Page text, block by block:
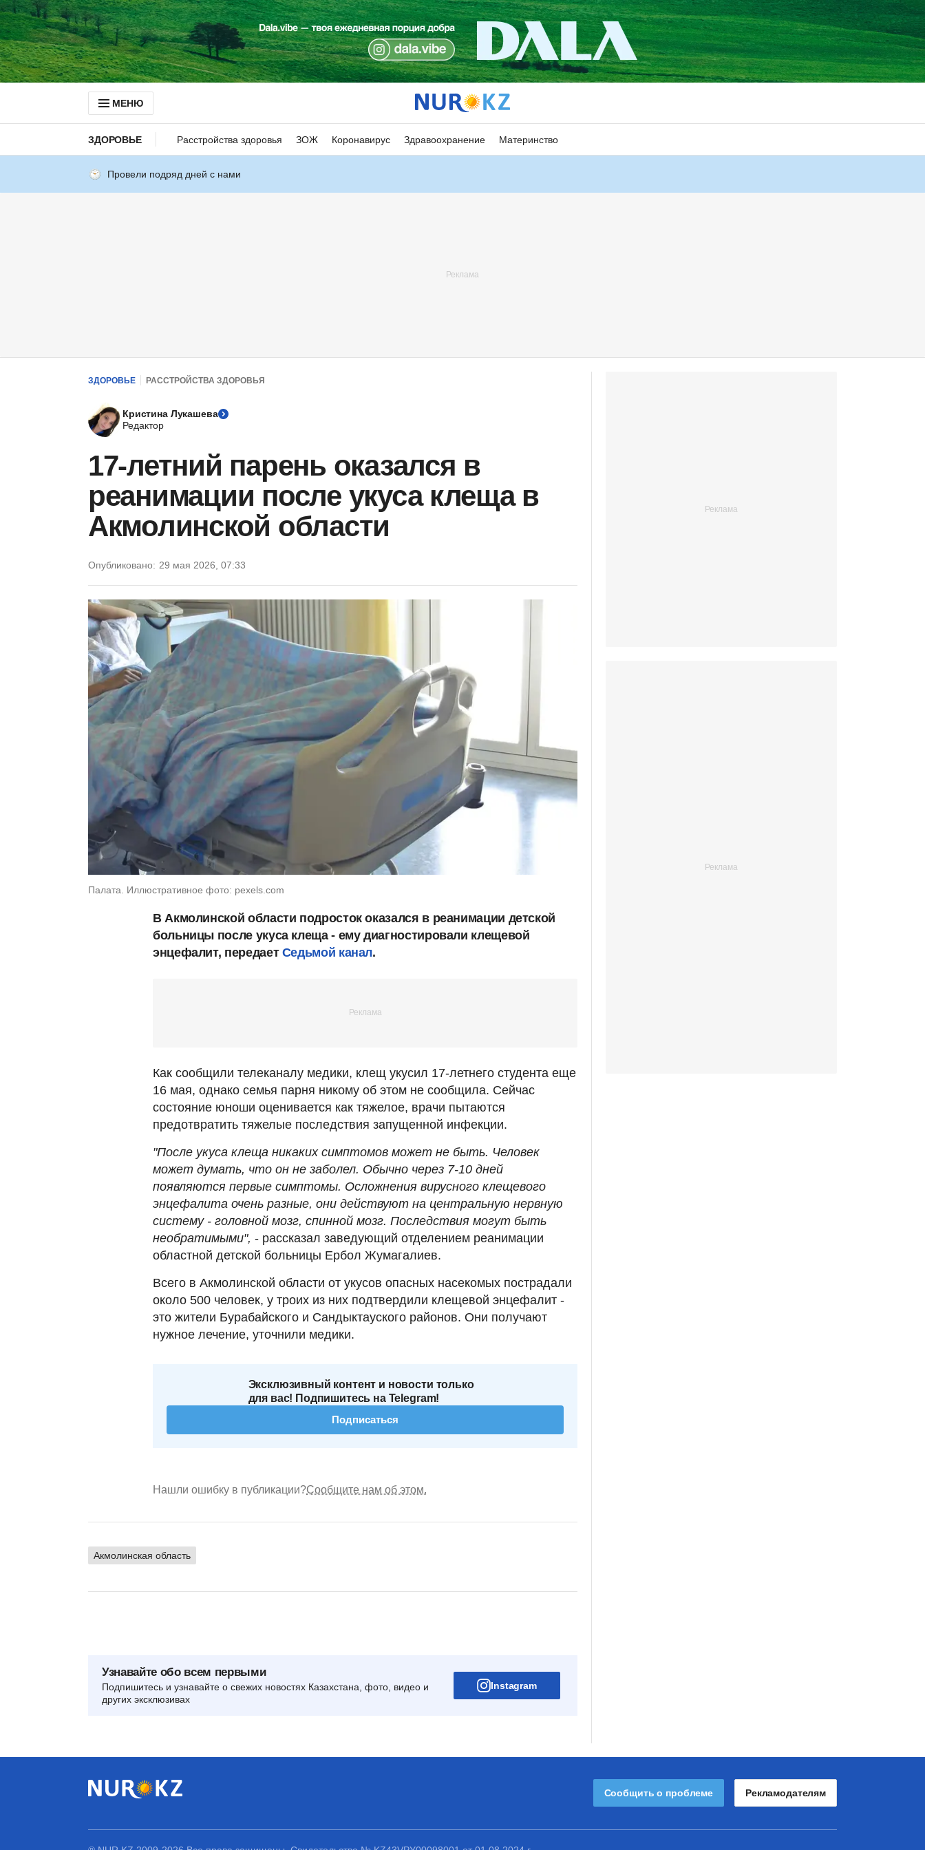
МЕНЮ
ЗДОРОВЬЕ Расстройства здоровья ЗОЖ Коронавирус Здравоохранение Материнство
Провели подряд дней с нами
ЗДОРОВЬЕ РАССТРОЙСТВА ЗДОРОВЬЯ
Кристина Лукашева
Редактор
17-летний парень оказался в
реанимации после укуса клеща в
Акмолинской области
Опубликовано: 29 мая 2026, 07:33
Палата. Иллюстративное фото: pexels.com
В Акмолинской области подросток оказался в реанимации детской
больницы после укуса клеща - ему диагностировали клещевой
энцефалит, передает Седьмой канал.
Как сообщили телеканалу медики, клещ укусил 17-летнего студента еще
16 мая, однако семья парня никому об этом не сообщила. Сейчас
состояние юноши оценивается как тяжелое, врачи пытаются
предотвратить тяжелые последствия запущенной инфекции.
"После укуса клеща никаких симптомов может не быть. Человек
может думать, что он не заболел. Обычно через 7-10 дней
появляются первые симптомы. Осложнения вирусного клещевого
энцефалита очень разные, они действуют на центральную нервную
систему - головной мозг, спинной мозг. Последствия могут быть
необратимыми", - рассказал заведующий отделением реанимации
областной детской больницы Ербол Жумагалиев.
Всего в Акмолинской области от укусов опасных насекомых пострадали
около 500 человек, у троих из них подтвердили клещевой энцефалит -
это жители Бурабайского и Сандыктауского районов. Они получают
нужное лечение, уточнили медики.
Эксклюзивный контент и новости только
для вас! Подпишитесь на Telegram!
Подписаться
Нашли ошибку в публикации?Сообщите нам об этом.
Акмолинская область
Узнавайте обо всем первыми
Подпишитесь и узнавайте о свежих новостях Казахстана, фото, видео и
других эксклюзивах
Instagram
Сообщить о проблеме Рекламодателям